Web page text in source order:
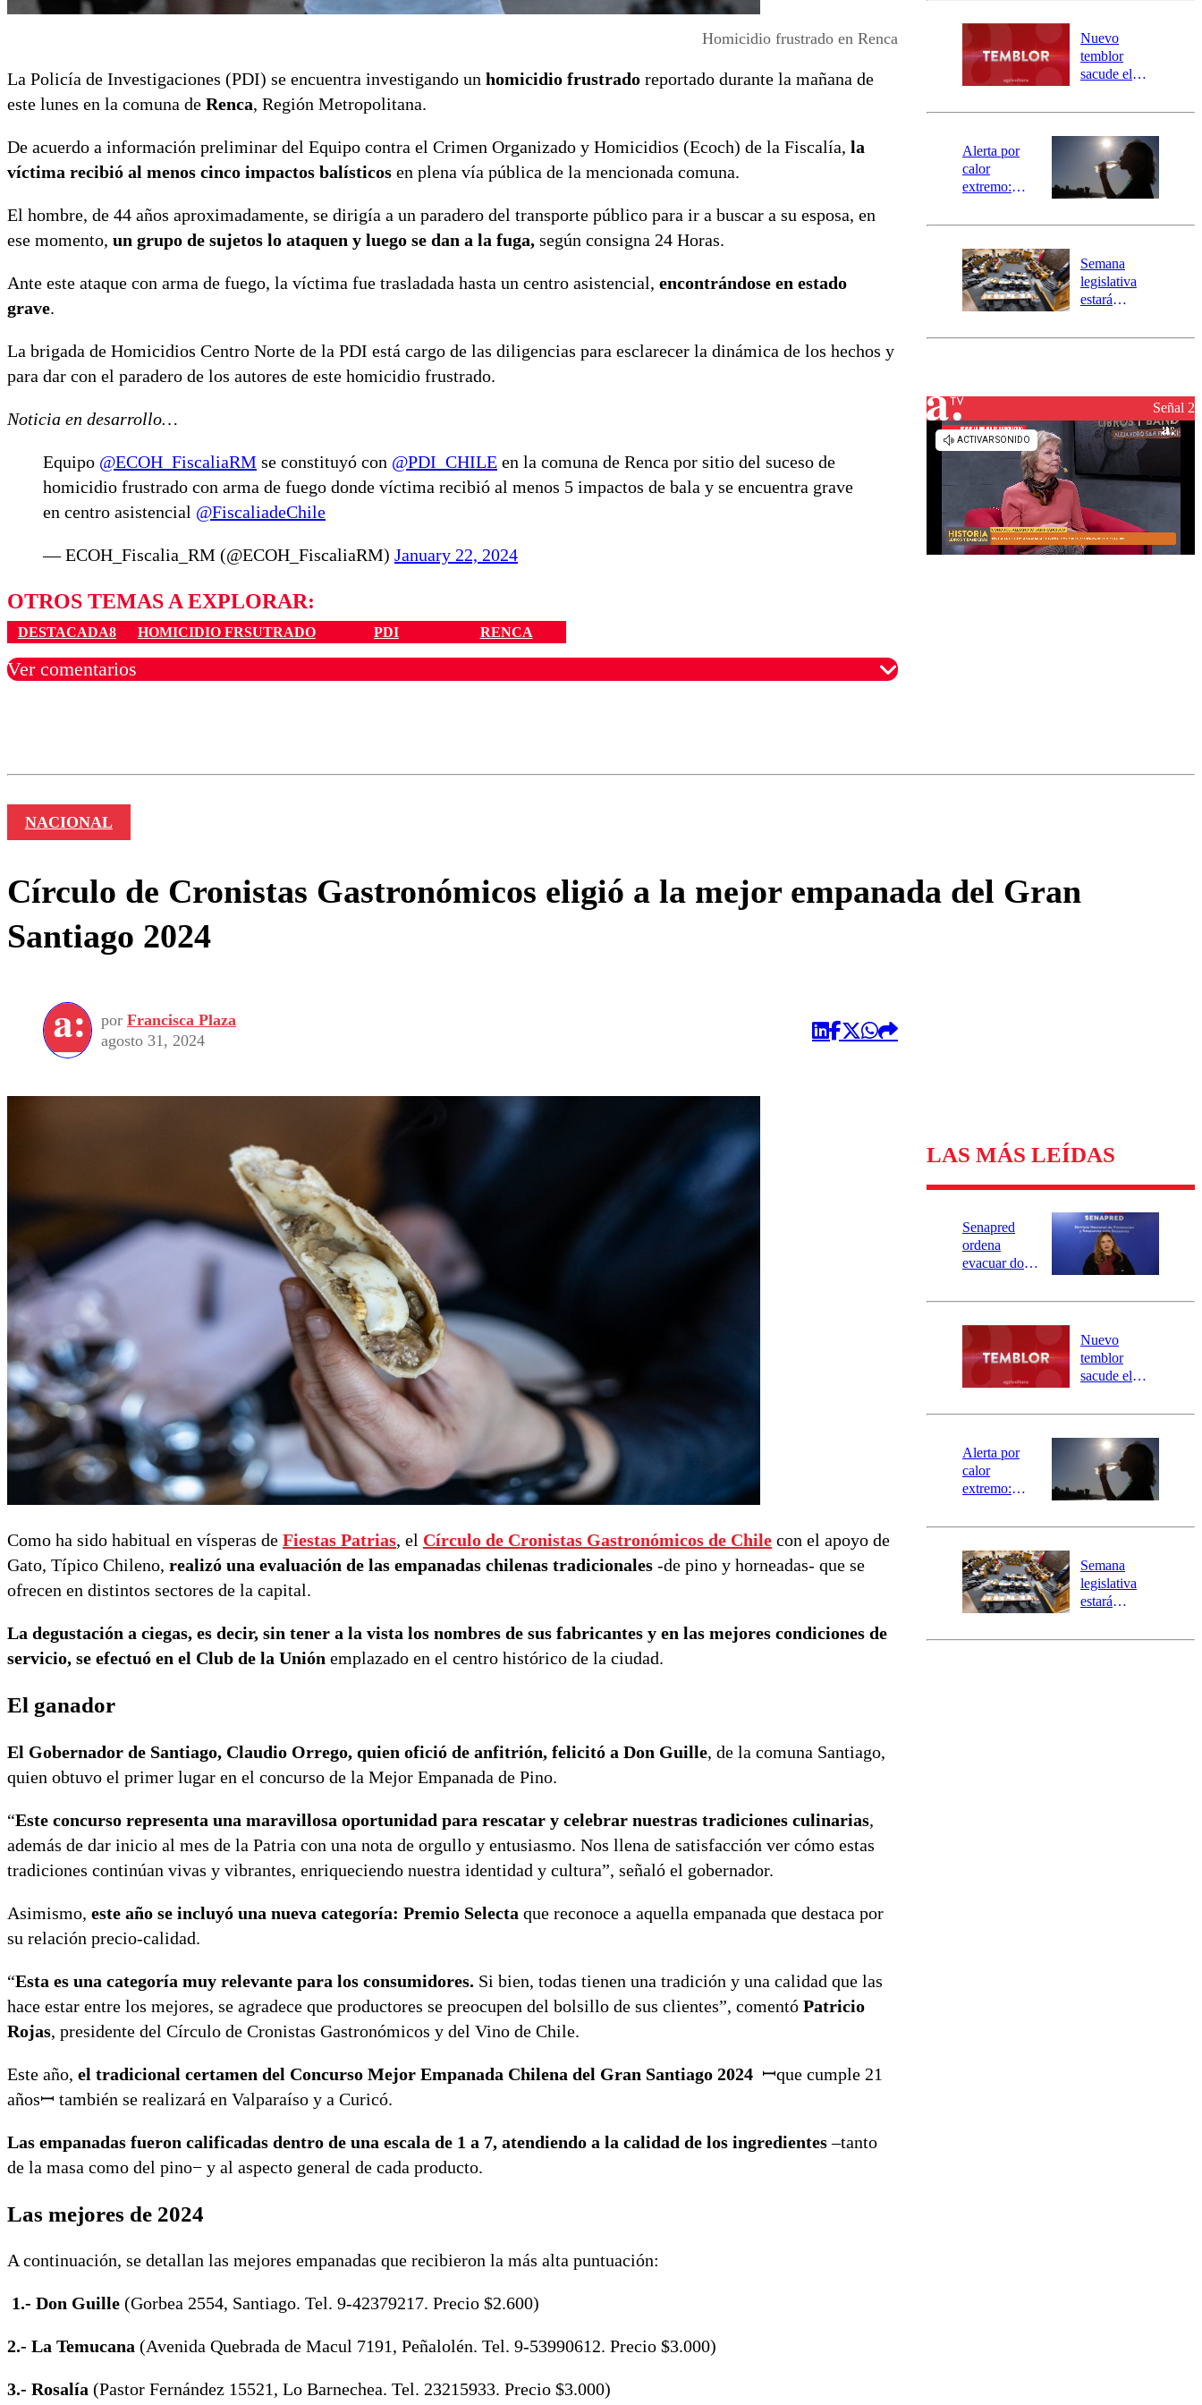
Homicidio frustrado en Renca
La Policía de Investigaciones (PDI) se encuentra investigando un homicidio frustrado reportado durante la mañana de
este lunes en la comuna de Renca, Región Metropolitana.
De acuerdo a información preliminar del Equipo contra el Crimen Organizado y Homicidios (Ecoch) de la Fiscalía, la
víctima recibió al menos cinco impactos balísticos en plena vía pública de la mencionada comuna.
El hombre, de 44 años aproximadamente, se dirigía a un paradero del transporte público para ir a buscar a su esposa, en
ese momento, un grupo de sujetos lo ataquen y luego se dan a la fuga, según consigna 24 Horas.
Ante este ataque con arma de fuego, la víctima fue trasladada hasta un centro asistencial, encontrándose en estado
grave.
La brigada de Homicidios Centro Norte de la PDI está cargo de las diligencias para esclarecer la dinámica de los hechos y
para dar con el paradero de los autores de este homicidio frustrado.
Noticia en desarrollo…
Equipo @ECOH_FiscaliaRM se constituyó con @PDI_CHILE en la comuna de Renca por sitio del suceso de
homicidio frustrado con arma de fuego donde víctima recibió al menos 5 impactos de bala y se encuentra grave
en centro asistencial @FiscaliadeChile
— ECOH_Fiscalia_RM (@ECOH_FiscaliaRM) January 22, 2024
OTROS TEMAS A EXPLORAR:
DESTACADA8 HOMICIDIO FRSUTRADO PDI RENCA
Ver comentarios
río Damas:
activa
mensajería
SAE
Nuevo
temblor
sacude el
revisa la
epicentro
Alerta por
calor
extremo:
activa Alerta
Preventiva en
tres comunas
Semana
legislativa
estará
el fin de la
reconstrucciónSeñal 2
NACIONAL
Círculo de Cronistas Gastronómicos eligió a la mejor empanada del Gran
Santiago 2024
por Francisca Plaza
agosto 31, 2024
Como ha sido habitual en vísperas de Fiestas Patrias, el Círculo de Cronistas Gastronómicos de Chile con el apoyo de
Gato, Típico Chileno, realizó una evaluación de las empanadas chilenas tradicionales -de pino y horneadas- que se
ofrecen en distintos sectores de la capital.
La degustación a ciegas, es decir, sin tener a la vista los nombres de sus fabricantes y en las mejores condiciones de
servicio, se efectuó en el Club de la Unión emplazado en el centro histórico de la ciudad.
El ganador
El Gobernador de Santiago, Claudio Orrego, quien ofició de anfitrión, felicitó a Don Guille, de la comuna Santiago,
quien obtuvo el primer lugar en el concurso de la Mejor Empanada de Pino.
“Este concurso representa una maravillosa oportunidad para rescatar y celebrar nuestras tradiciones culinarias,
además de dar inicio al mes de la Patria con una nota de orgullo y entusiasmo. Nos llena de satisfacción ver cómo estas
tradiciones continúan vivas y vibrantes, enriqueciendo nuestra identidad y cultura”, señaló el gobernador.
Asimismo, este año se incluyó una nueva categoría: Premio Selecta que reconoce a aquella empanada que destaca por
su relación precio-calidad.
“Esta es una categoría muy relevante para los consumidores. Si bien, todas tienen una tradición y una calidad que las
hace estar entre los mejores, se agradece que productores se preocupen del bolsillo de sus clientes”, comentó Patricio
Rojas, presidente del Círculo de Cronistas Gastronómicos y del Vino de Chile.
Este año, el tradicional certamen del Concurso Mejor Empanada Chilena del Gran Santiago 2024 ꟷque cumple 21
añosꟷ también se realizará en Valparaíso y a Curicó.
Las empanadas fueron calificadas dentro de una escala de 1 a 7, atendiendo a la calidad de los ingredientes–tanto
de la masa como del pino− y al aspecto general de cada producto.
Las mejores de 2024
A continuación, se detallan las mejores empanadas que recibieron la más alta puntuación:
1.- Don Guille (Gorbea 2554, Santiago. Tel. 9-42379217. Precio $2.600)
2.- La Temucana (Avenida Quebrada de Macul 7191, Peñalolén. Tel. 9-53990612. Precio $3.000)
3.- Rosalía (Pastor Fernández 15521, Lo Barnechea. Tel. 23215933. Precio $3.000)
LAS MÁS LEÍDAS
Senapred
ordena
evacuar dos
Carahue por
río Damas:
activa
mensajería
SAE
Nuevo
temblor
sacude el
revisa la
epicentro
Alerta por
calor
extremo:
activa Alerta
Preventiva en
tres comunas
Semana
legislativa
estará
el fin de la